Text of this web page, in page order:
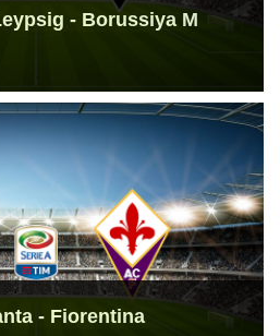
- Borussiya M
- Fiorentina